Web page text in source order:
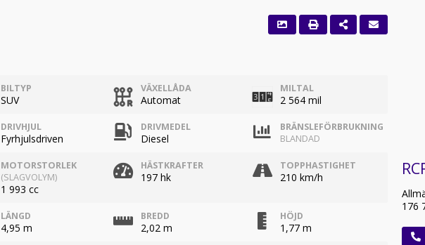
BILTYP
SUV
VÄXELLÅDA
Automat
MILTAL
2 564 mil
DRIVHJUL
Fyrhjulsdriven
DRIVMEDEL
Diesel
BRÄNSLEFÖRBRUKNING
BLANDAD
MOTORSTORLEK
(SLAGVOLYM)
1 993 cc
HÄSTKRAFTER
197 hk
TOPPHASTIGHET
210 km/h
LÄNGD
4,95 m
BREDD
2,02 m
HÖJD
1,77 m
176